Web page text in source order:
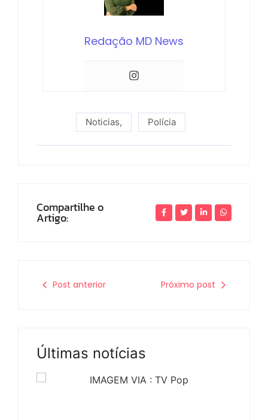
Redação MD News
Noticias, Polícia
Compartilhe o
Artigo:
Post anterior Próximo post
Últimas notícias